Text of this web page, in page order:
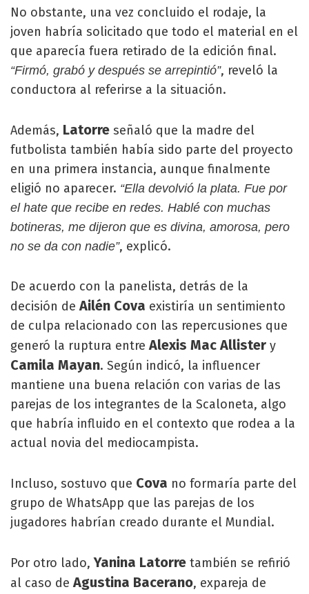
No obstante, una vez concluido el rodaje, la
joven habría solicitado que todo el material en el
que aparecía fuera retirado de la edición final.
“Firmó, grabó y después se arrepintió”, reveló la
conductora al referirse a la situación.
Además, Latorre señaló que la madre del
futbolista también había sido parte del proyecto
en una primera instancia, aunque finalmente
eligió no aparecer. “Ella devolvió la plata. Fue por
el hate que recibe en redes. Hablé con muchas
botineras, me dijeron que es divina, amorosa, pero
no se da con nadie”, explicó.
De acuerdo con la panelista, detrás de la
decisión deAilén Cova existiría un sentimiento
de culpa relacionado con las repercusiones que
generó la ruptura entreAlexis Mac Allister y
Camila Mayan. Según indicó, la influencer
mantiene una buena relación con varias de las
parejas de los integrantes de la Scaloneta, algo
que habría influido en el contexto que rodea a la
actual novia del mediocampista.
Incluso, sostuvo que Cova no formaría parte del
grupo de WhatsApp que las parejas de los
jugadores habrían creado durante el Mundial.
Por otro lado,Yanina Latorre también se refirió
al caso deAgustina Bacerano, expareja de